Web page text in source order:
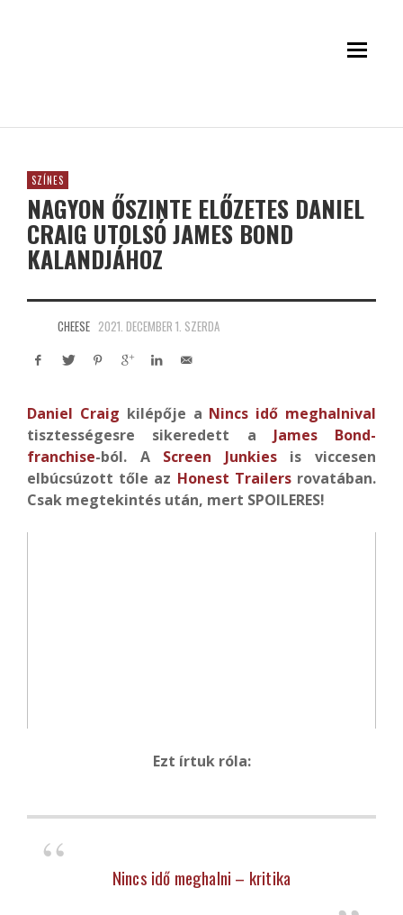
SZÍNES
NAGYON ŐSZINTE ELŐZETES DANIEL
CRAIG UTOLSÓ JAMES BOND
KALANDJÁHOZ
CHEESE 2021. DECEMBER 1. SZERDA
Daniel Craig kilépője a Nincs idő meghalnival
tisztességesre sikeredett a James Bond-
franchise-ból. A Screen Junkiesis viccesen
elbúcsúzott tőle az Honest Trailersrovatában.
Csak megtekintés után, mert SPOILERES!
Ezt írtuk róla:
Nincs idő meghalni – kritika